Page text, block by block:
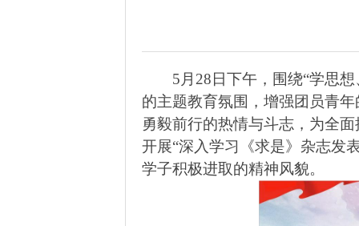
5 月 28 日下午，围绕“学思
的主题教育氛围，增强团员青
勇毅前行的热情与斗志，为全
开展“深入学习《求是》杂志发
学子积极进取的精神风貌。